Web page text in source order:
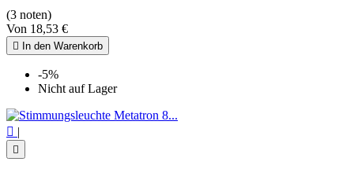
(3 noten)
Von 18,53 €
 In den Warenkorb
-5%
Nicht auf Lager
 |
